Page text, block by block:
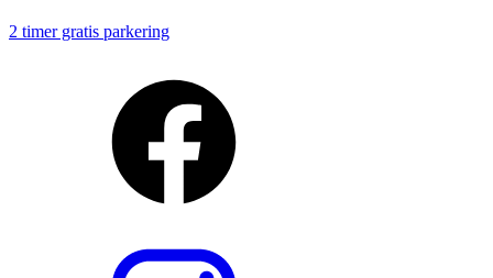
2 timer gratis parkering